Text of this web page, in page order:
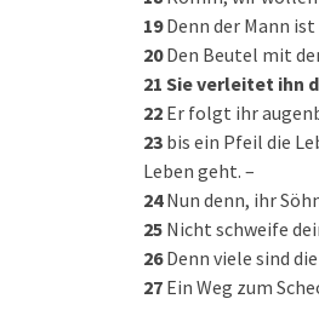
19Denn der Mann
20Den Beutel mit
21 Sie verleitet ihn
22 Er folgt ihr
23 bis ein Pfeil die
Leben geht. –
24Nun denn, ihr
25 Nicht schweife
26Denn viele sind
27 Ein Weg zum